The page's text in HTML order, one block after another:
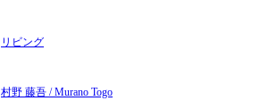
リビング
村野 藤吾 / Murano Togo